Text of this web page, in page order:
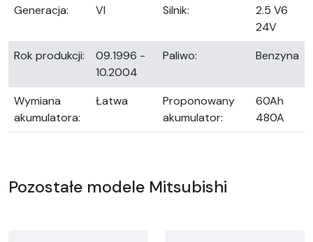
Generacja:
VI Silnik:
2.5 V6
24V
Rok produkcji:
09.1996 -
10.2004
Paliwo: Benzyna
Wymiana
akumulatora:
Łatwa
Proponowany
akumulator:
60Ah
480A
Pozostałe modele Mitsubishi